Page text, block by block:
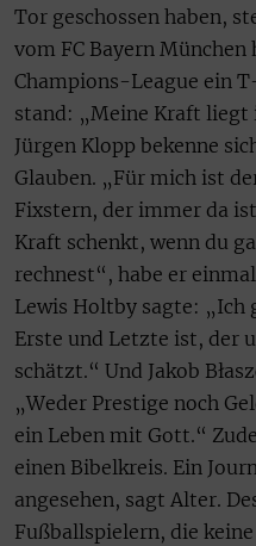
Tor geschossen haben,
vom FC Bayern München
Champions-League ein
stand: „Meine Kraft liegt
Jürgen Klopp bekenne
Glauben. „Für mich ist
Fixstern, der immer da
Kraft schenkt, wenn du
rechnest“, habe er
Lewis Holtby sagte: „Ich
Erste und Letzte ist, der
schätzt.“ Und Jakob
„Weder Prestige noch
ein Leben mit Gott.“
einen Bibelkreis. Ein
angesehen, sagt Alter.
Fußballspielern, die